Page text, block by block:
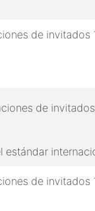
estándar